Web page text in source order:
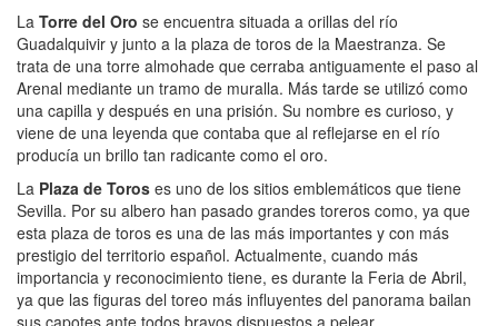
La Torre del Oro se encuentra situada a orillas del río
Guadalquivir y junto a la plaza de toros de la Maestranza. Se
trata de una torre almohade que cerraba antiguamente el paso al
Arenal mediante un tramo de muralla. Más tarde se utilizó como
una capilla y después en una prisión. Su nombre es curioso, y
viene de una leyenda que contaba que al reflejarse en el río
producía un brillo tan radicante como el oro.
La Plaza de Toros es uno de los sitios emblemáticos que tiene
Sevilla. Por su albero han pasado grandes toreros como, ya que
esta plaza de toros es una de las más importantes y con más
prestigio del territorio español. Actualmente, cuando más
importancia y reconocimiento tiene, es durante la Feria de Abril,
ya que las figuras del toreo más influyentes del panorama bailan
sus capotes ante todos bravos dispuestos a pelear.